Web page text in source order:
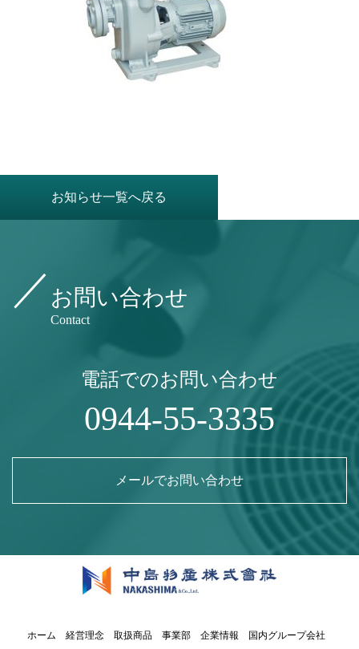
お知らせ一覧へ戻る
お問い合わせ
Contact
電話でのお問い合わせ
0944-55-3335
メールでお問い合わせ
ホーム 経営理念 取扱商品 事業部 企業情報 国内グループ会社